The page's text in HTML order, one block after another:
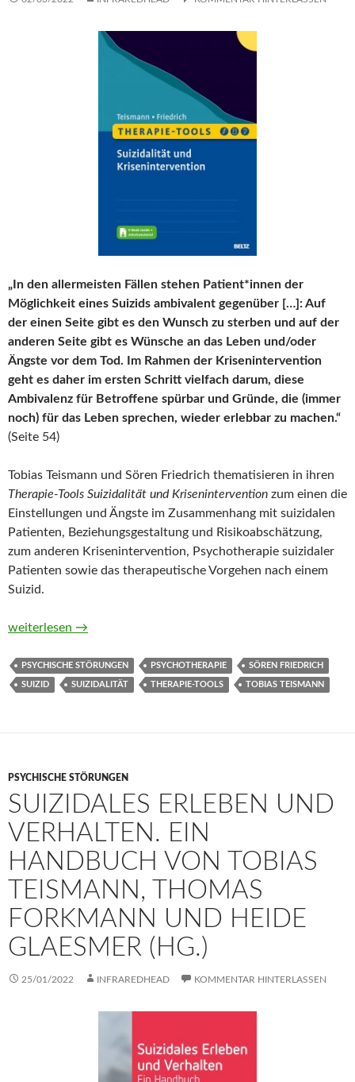
„In den allermeisten Fällen stehen Patient*innen der
Möglichkeit eines Suizids ambivalent gegenüber […]: Auf
der einen Seite gibt es den Wunsch zu sterben und auf der
anderen Seite gibt es Wünsche an das Leben und/oder
Ängste vor dem Tod. Im Rahmen der Krisenintervention
geht es daher im ersten Schritt vielfach darum, diese
Ambivalenz für Betroffene spürbar und Gründe, die (immer
noch) für das Leben sprechen, wieder erlebbar zu machen.“
(Seite 54)
Tobias Teismann und Sören Friedrich thematisieren in ihren
Therapie-Tools Suizidalität und Krisenintervention zum einen die
Einstellungen und Ängste im Zusammenhang mit suizidalen
Patienten, Beziehungsgestaltung und Risikoabschätzung,
zum anderen Krisenintervention, Psychotherapie suizidaler
Patienten sowie das therapeutische Vorgehen nach einem
Suizid.
Therapie-Tools Suizidalität und Krisenintervention von Tobias
weiterlesen →
PSYCHISCHE STÖRUNGEN PSYCHOTHERAPIE SÖREN FRIEDRICH
SUIZID SUIZIDALITÄT THERAPIE-TOOLS TOBIAS TEISMANN
PSYCHISCHE STÖRUNGEN
SUIZIDALES ERLEBEN UND
VERHALTEN. EIN
HANDBUCH VON TOBIAS
TEISMANN, THOMAS
FORKMANN UND HEIDE
GLAESMER (HG.)
25/01/2022 INFRAREDHEAD KOMMENTAR HINTERLASSEN